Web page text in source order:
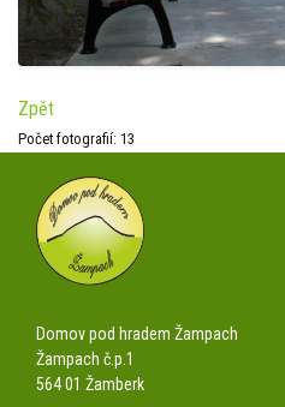
Zpět
Počet fotografií: 13
Domov pod hradem Žampach
Žampach č.p.1
564 01 Žamberk